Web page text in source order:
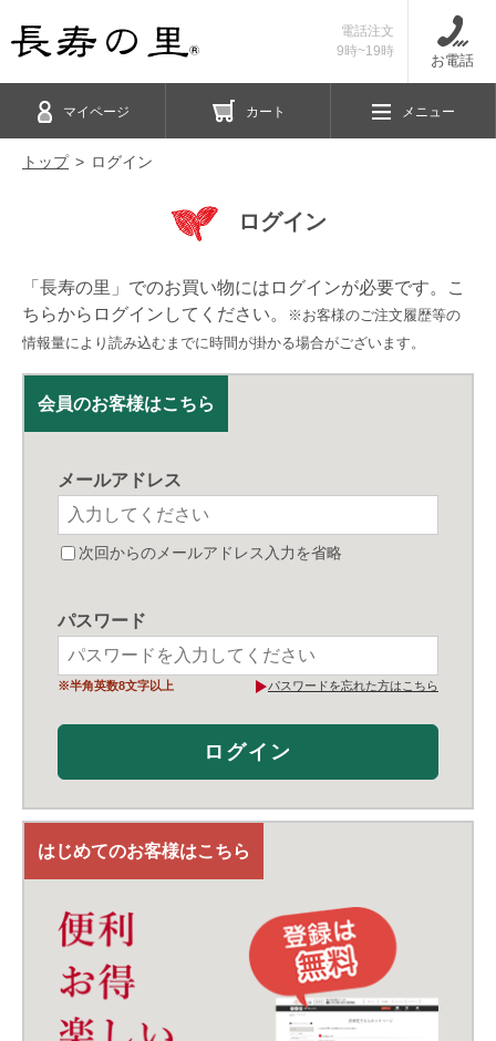
電話注文
9時~19時
お電話
マイページ カート メニュー
トップ ログイン
ログイン
「長寿の里」でのお買い物にはログインが必要です。こ
ちらからログインしてください。
※お客様のご注文履歴等の
情報量により読み込むまでに時間が掛かる場合がございます。
会員のお客様はこちら
メールアドレス
次回からのメールアドレス入力を省略
パスワード
※半角英数8文字以上 パスワードを忘れた方はこちら
はじめてのお客様はこちら